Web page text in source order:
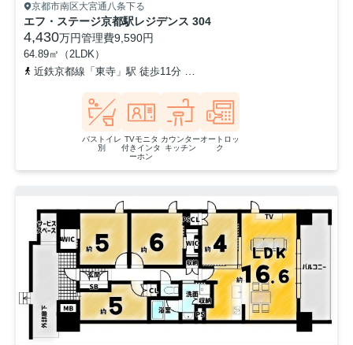
京都市南区大宮通八条下る
エフ・ステージ京都駅レジデンス 304
4,430万円管理費9,590円
64.89㎡（2LDK）
近鉄京都線「東寺」駅 徒歩11分
バストイレ
別
TVモニタ
付きインタ
ーホン
カウンター
キッチン
オートロッ
ク